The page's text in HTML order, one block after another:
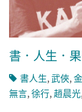
書．人生．
書人生,武俠,
無言,徐行,趙晨光,